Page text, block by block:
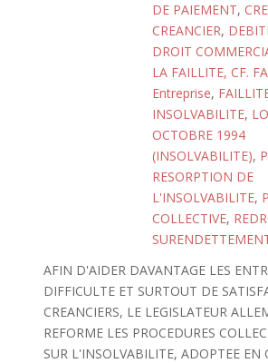
DE PAIEMENT,
CREANCIER,
DROIT
LA FAILLITE, CF.
Entreprise,
INSOLVABILITE,
OCTOBRE 1994
(INSOLVABILITE),
RESORPTION DE
L'INSOLVABILITE,
COLLECTIVE,
AFIN D'AIDER DAVANTAGE LES
DIFFICULTE ET SURTOUT DE
CREANCIERS, LE LEGISLATEUR
REFORME LES PROCEDURES
SUR L'INSOLVABILITE, ADOPTEE EN